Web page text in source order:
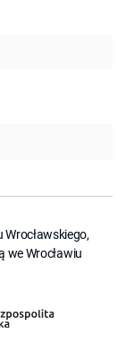
we Wrocławiu